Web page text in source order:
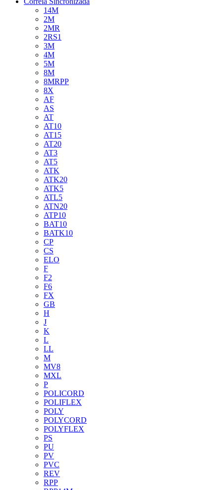
14M
2M
2MR
2RS1
3M
4M
5M
8M
8MRPP
8X
AF
AS
AT
AT10
AT15
AT20
AT3
AT5
ATK
ATK20
ATK5
ATL5
ATN20
ATP10
BAT10
BATK10
CP
CS
ELO
F
F2
F6
FX
GB
H
J
K
L
LL
M
MV8
MXL
P
POLICORD
POLIFLEX
POLY
POLYCORD
POLYFLEX
PS
PU
PV
PVC
REV
RPP